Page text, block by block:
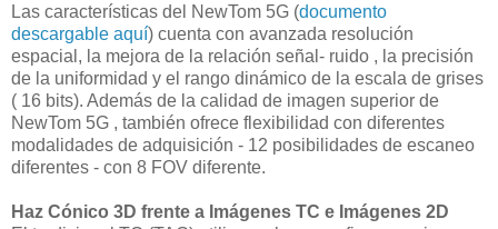
Las características del NewTom 5G (documento
descargable aquí) cuenta con avanzada resolución
espacial, la mejora de la relación señal- ruido , la precisión
de la uniformidad y el rango dinámico de la escala de grises
( 16 bits). Además de la calidad de imagen superior de
NewTom 5G , también ofrece flexibilidad con diferentes
modalidades de adquisición - 12 posibilidades de escaneo
diferentes - con 8 FOV diferente.
Haz Cónico 3D frente a Imágenes TC e Imágenes 2D